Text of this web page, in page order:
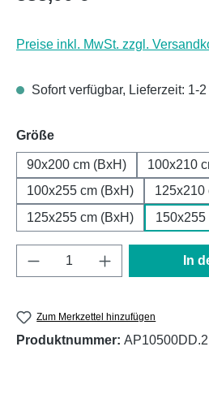
Preise inkl. MwSt. zzgl.
Sofort verfügbar, Lieferzeit: 1-
Größeauswählen
90x200 cm (BxH)
100x210
100x255 cm (BxH)
125x210
125x255 cm (BxH)
150x255
Produkt Anzahl: Gib In
Zum Merkzettel hinzufügen
Produktnummer: AP10500DD.2